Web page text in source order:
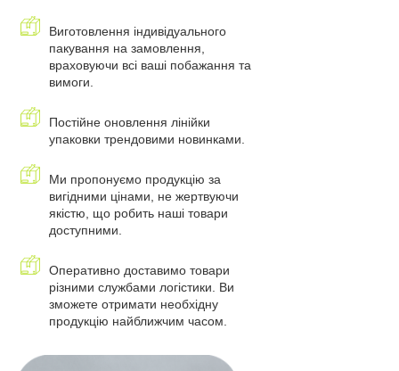
Виготовлення індивідуального
пакування на замовлення,
враховуючи всі ваші побажання та
вимоги.
Постійне оновлення лінійки
упаковки трендовими новинками.
Ми пропонуємо продукцію за
вигідними цінами, не жертвуючи
якістю, що робить наші товари
доступними.
Оперативно доставимо товари
різними службами логістики. Ви
зможете отримати необхідну
продукцію найближчим часом.